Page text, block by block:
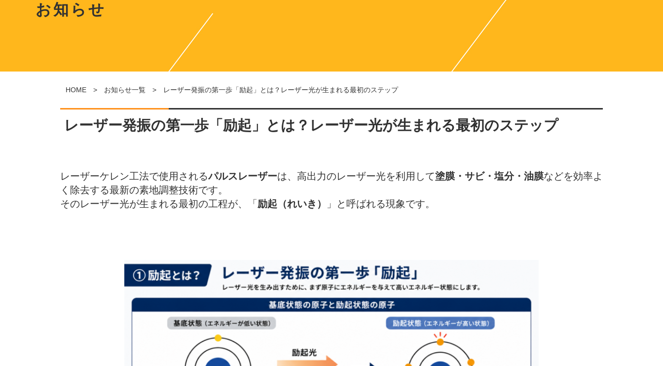
お知らせ
HOME > お知らせ一覧 > レーザー発振の第一歩「励起」とは？レーザー光が生まれる最初のステップ
レーザー発振の第一歩「励起」とは？レーザー光が生まれる最初のステップ
レーザーケレン工法で使用されるパルスレーザーは、高出力のレーザー光を利用して塗膜・サビ・塩分・油膜などを効率よ
く除去する最新の素地調整技術です。
そのレーザー光が生まれる最初の工程が、「 励起（れいき） 」と呼ばれる現象です。